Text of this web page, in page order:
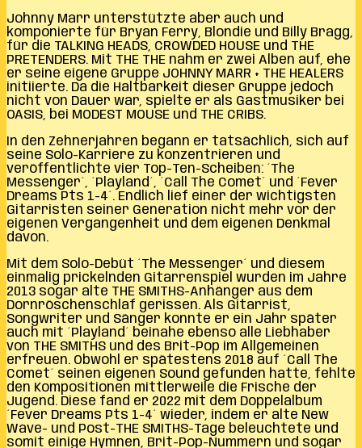
Johnny Marr unterstützte aber auch und
komponierte für Bryan Ferry, Blondie und Billy Bragg,
für die TALKING HEADS, CROWDED HOUSE und THE
PRETENDERS. Mit THE THE nahm er zwei Alben auf, ehe
er seine eigene Gruppe JOHNNY MARR + THE HEALERS
initiierte. Da die Haltbarkeit dieser Gruppe jedoch
nicht von Dauer war, spielte er als Gastmusiker bei
OASIS, bei MODEST MOUSE und THE CRIBS.
In den Zehnerjahren begann er tatsächlich, sich auf
seine Solo-Karriere zu konzentrieren und
veröffentlichte vier Top-Ten-Scheiben: ´The
Messenger´, ´Playland´, ´Call The Comet´ und ´Fever
Dreams Pts 1-4´. Endlich lief einer der wichtigsten
Gitarristen seiner Generation nicht mehr vor der
eigenen Vergangenheit und dem eigenen Denkmal
davon.
Mit dem Solo-Debüt ´The Messenger´ und diesem
einmalig prickelnden Gitarrenspiel wurden im Jahre
2013 sogar alte THE SMITHS-Anhänger aus dem
Dornröschenschlaf gerissen. Als Gitarrist,
Songwriter und Sänger konnte er ein Jahr später
auch mit ´Playland´ beinahe ebenso alle Liebhaber
von THE SMITHS und des Brit-Pop im Allgemeinen
erfreuen. Obwohl er spätestens 2018 auf ´Call The
Comet´ seinen eigenen Sound gefunden hatte, fehlte
den Kompositionen mittlerweile die Frische der
Jugend. Diese fand er 2022 mit dem Doppelalbum
´Fever Dreams Pts 1-4´ wieder, indem er alte New
Wave- und Post-THE SMITHS-Tage beleuchtete und
somit einige Hymnen, Brit-Pop-Nummern und sogar